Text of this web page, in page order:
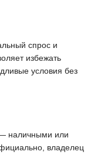
спрос и
избежать
условия без
наличными или
владелец